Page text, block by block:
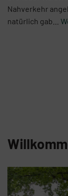
Nahverkehr
natürlich gab…